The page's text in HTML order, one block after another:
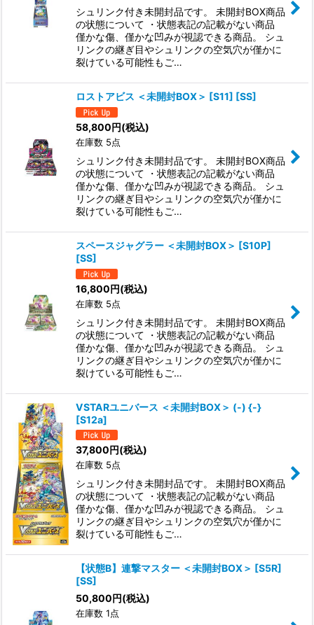
シュリンク付き未開封品です。 未開封BOX商品
の状態について ・状態表記の記載がない商品
僅かな傷、僅かな凹みが視認できる商品。 シュ
リンクの継ぎ目やシュリンクの空気穴が僅かに
裂けている可能性もご…
ロストアビス ＜未開封BOX＞ [S11] [SS]
58,800円(税込)
在庫数 5点
シュリンク付き未開封品です。 未開封BOX商品
の状態について ・状態表記の記載がない商品
僅かな傷、僅かな凹みが視認できる商品。 シュ
リンクの継ぎ目やシュリンクの空気穴が僅かに
裂けている可能性もご…
スペースジャグラー ＜未開封BOX＞ [S10P]
[SS]
16,800円(税込)
在庫数 5点
シュリンク付き未開封品です。 未開封BOX商品
の状態について ・状態表記の記載がない商品
僅かな傷、僅かな凹みが視認できる商品。 シュ
リンクの継ぎ目やシュリンクの空気穴が僅かに
裂けている可能性もご…
VSTARユニバース ＜未開封BOX＞ (-) {-}
[S12a]
37,800円(税込)
在庫数 5点
シュリンク付き未開封品です。 未開封BOX商品
の状態について ・状態表記の記載がない商品
僅かな傷、僅かな凹みが視認できる商品。 シュ
リンクの継ぎ目やシュリンクの空気穴が僅かに
裂けている可能性もご…
【状態B】連撃マスター ＜未開封BOX＞ [S5R]
[SS]
50,800円(税込)
在庫数 1点